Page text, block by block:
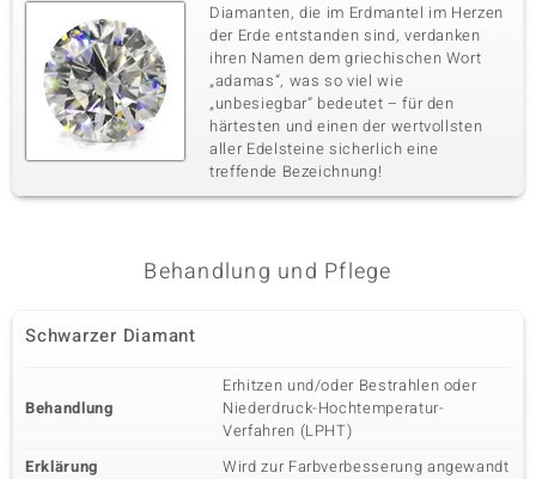
Diamanten, die im Erdmantel im Herzen
der Erde entstanden sind, verdanken
ihren Namen dem griechischen Wort
„adamas“, was so viel wie
„unbesiegbar“ bedeutet – für den
härtesten und einen der wertvollsten
aller Edelsteine sicherlich eine
treffende Bezeichnung!
Behandlung und Pflege
Schwarzer Diamant
Behandlung
Erhitzen und/oder Bestrahlen oder
Niederdruck-Hochtemperatur-
Verfahren (LPHT)
Erklärung
Wird zur Farbverbesserung angewandt